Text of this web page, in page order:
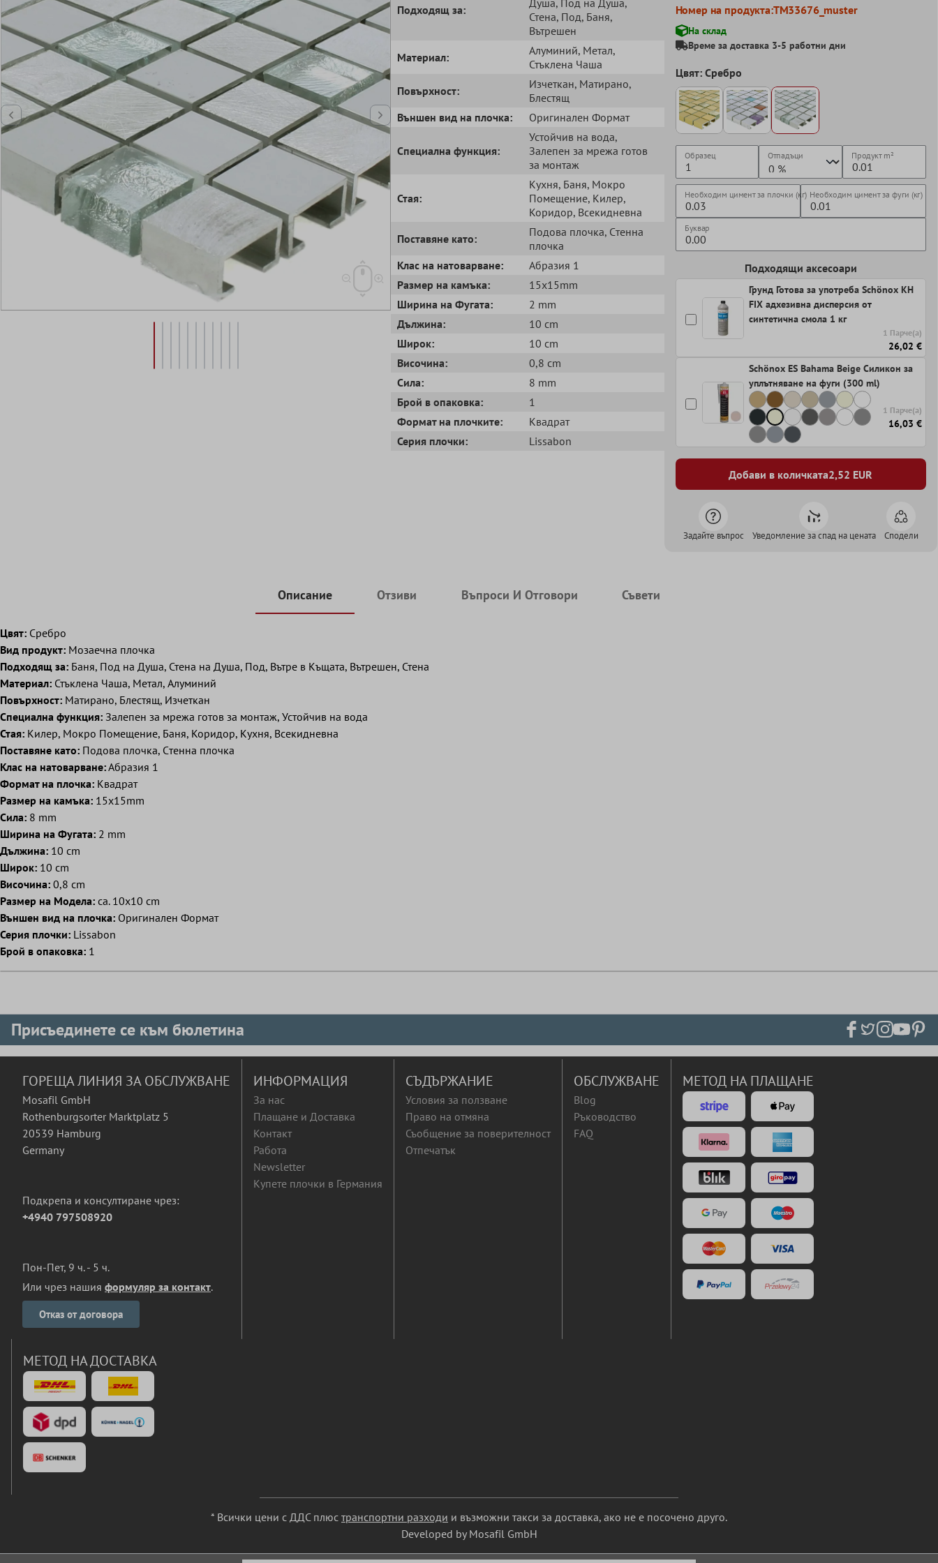
Подходящ за:
Стена, Под, Баня,
Вътрешен
Mатериал:
Aлуминий, Метал,
Стъклена Чаша
Повърхност:
Изчеткан, Матирано,
Блестящ
Външен вид на плочка:
Oригинален Формат
Специална функция:
Устойчив на вода,
Залепен за мрежа готов
за монтаж
Стая:
Кухня, Баня, Мокро
Помещение, Килер,
Коридор, Всекидневна
Поставяне като:
Подова плочка, Cтенна
плочка
Клас на натоварване:
Абразия 1
Размер на камъка:
15x15mm
Ширина на Фугата:
2 mm
Дължина:
10 cm
Широк:
10 cm
Височина:
0,8 cm
Сила:
8 mm
Брой в опаковка:
1
Формат на плочките:
Квадрат
Серия плочки:
Lissabon
Номер на продукта:TM33676_muster
На склад
Време за доставка 3-5 работни дни
Цвят: Сребро
Образец Отпадъци Продуктm²
Необходим цимент за плочки (кг) Необходим цимент за фуги (кг)
Буквар
Подходящи аксесоари
Грунд Готова за употреба Schönox KH
FIX адхезивна дисперсия от
синтетична смола 1 кг
1 Парче(а)
26,02 €
Schönox ES Bahama Beige Силикон за
уплътняване на фуги (300 ml)
1 Парче(а)
16,03 €
Добави в количката2,52 EUR
Задайте въпрос Уведомление за спад на цената Сподели
Описание Отзиви Въпроси И Отговори Съвети
Цвят: Сребро
Вид продукт: Mозаечна плочка
Подходящ за: Баня, Под на Душа, Стена на Душа, Под, Вътре в Къщата, Вътрешен, Стена
Mатериал: Стъклена Чаша, Метал, Aлуминий
Повърхност: Матирано, Блестящ, Изчеткан
Специална функция: Залепен за мрежа готов за монтаж, Устойчив на вода
Стая: Килер, Мокро Помещение, Баня, Коридор, Кухня, Всекидневна
Поставяне като: Подова плочка, Cтенна плочка
Клас на натоварване:Абразия 1
Формат на плочка: Квадрат
Размер на камъка: 15x15mm
Сила: 8 mm
Ширина на Фугата: 2 mm
Дължина: 10 cm
Широк: 10 cm
Височина: 0,8 cm
Размер на Модела: ca. 10x10 cm
Външен вид на плочка: Oригинален Формат
Серия плочки: Lissabon
Брой в опаковка: 1
Присъединете се към бюлетина
ГОРЕЩА ЛИНИЯ ЗА ОБСЛУЖВАНЕ
Mosafil GmbH
Rothenburgsorter Marktplatz 5
20539 Hamburg
Germany
Подкрепа и консултиране чрез:
+4940 797508920
Пон-Пет, 9 ч. - 5 ч.
Или чрез нашия формуляр за контакт.
Отказ от договора
ИНФОРМАЦИЯ
За нас
Плащане и Доставка
Контакт
Работа
Newsletter
Купете плочки в Германия
СЪДЪРЖАНИЕ
Условия за ползване
Право на отмяна
Съобщение за поверителност
Отпечатък
ОБСЛУЖВАНЕ
Blog
Ръководство
FAQ
МЕТОД НА ПЛАЩАНЕ
МЕТОД НА ДОСТАВКА
* Всички цени с ДДС плюс транспортни разходи и възможни такси за доставка, ако не е посочено друго.
Developed by Mosafil GmbH